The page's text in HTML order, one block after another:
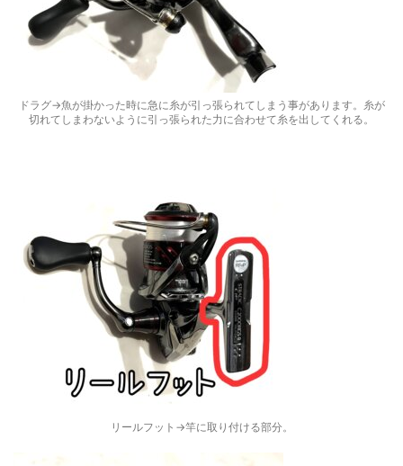
ドラグ→魚が掛かった時に急に糸が引っ張られてしまう事があります。糸が
切れてしまわないように引っ張られた力に合わせて糸を出してくれる。
リールフット→竿に取り付ける部分。